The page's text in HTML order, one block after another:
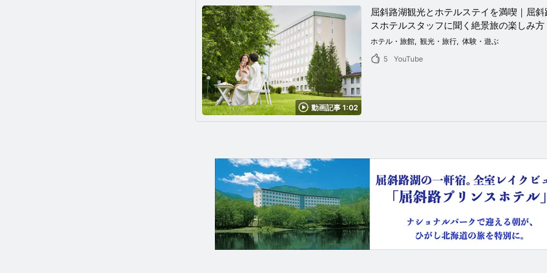
動画記事 1:02
屈斜路湖観光とホテルステイを満喫｜屈
スホテルスタッフに聞く絶景旅の楽しみ方
ホテル・旅館 観光・旅行
体験・遊ぶ
5
YouTube